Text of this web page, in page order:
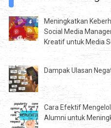
Meningkatkan
Social Media
Kreatif untuk Media
Dampak Ulasan
Cara Efektif
Alumni untuk